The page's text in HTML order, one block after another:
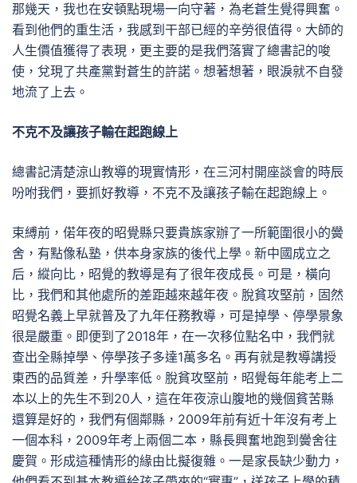
那幾天，我也在安頓點現場一向守著，為老蒼生覺得興奮。
看到他們的重生活，我感到干部已經的辛勞很值得。大師的
人生價值獲得了表現，更主要的是我們落實了總書記的唆
使，兌現了共產黨對蒼生的許諾。想著想著，眼淚就不自發
地流了上去。
不克不及讓孩子輸在起跑線上
總書記清楚涼山教導的現實情形，在三河村開座談會的時辰
吩咐我們，要抓好教導，不克不及讓孩子輸在起跑線上。
束縛前，偌年夜的昭覺縣只要貴族家辦了一所範圍很小的黌
舍，有點像私塾，供本身家族的後代上學。新中國成立之
后，縱向比，昭覺的教導是有了很年夜成長。可是，橫向
比，我們和其他處所的差距越來越年夜。脫貧攻堅前，固然
昭覺名義上早就普及了九年任務教導，可是掉學、停學景象
很是嚴重。即便到了2018年，在一次移位點名中，我們就
查出全縣掉學、停學孩子多達1萬多名。再有就是教導講授
東西的品質差，升學率低。脫貧攻堅前，昭覺每年能考上二
本以上的先生不到20人，這在年夜涼山腹地的幾個貧苦縣
還算是好的，我們有個鄰縣，2009年前有近十年沒有考上
一個本科，2009年考上兩個二本，縣長興奮地跑到黌舍往
慶賀。形成這種情形的緣由比擬復雜。一是家長缺少動力，